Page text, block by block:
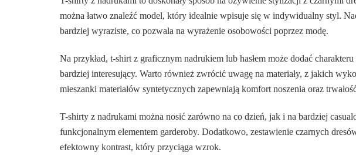
można łatwo znaleźć model, który idealnie wpisuje się w indywidualny styl.
bardziej wyraziste, co pozwala na wyrażenie osobowości poprzez modę.
Na przykład, t-shirt z graficznym nadrukiem lub hasłem może dodać
bardziej interesujący. Warto również zwrócić uwagę na materiały, z jakich
mieszanki materiałów syntetycznych zapewniają komfort noszenia oraz
T-shirty z nadrukami można nosić zarówno na co dzień, jak i na bardziej
funkcjonalnym elementem garderoby. Dodatkowo, zestawienie czarnych
efektowny kontrast, który przyciąga wzrok.